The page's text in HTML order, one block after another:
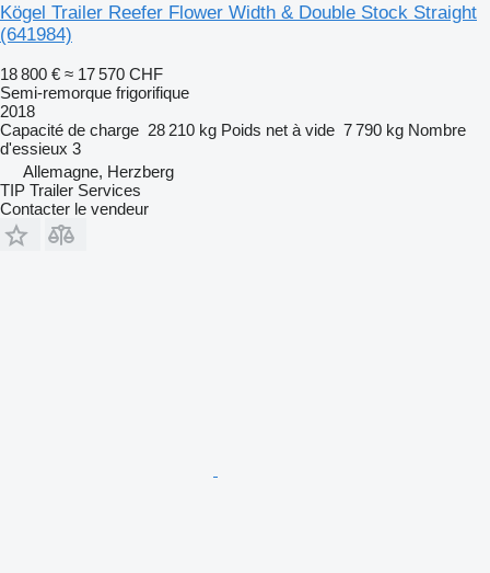
Kögel Trailer Reefer Flower Width & Double Stock Straight
(641984)
18 800 € ≈ 17 570 CHF
Semi-remorque frigorifique
2018
Capacité de charge 28 210 kg Poids net à vide 7 790 kg Nombre
d'essieux 3
Allemagne, Herzberg
TIP Trailer Services
Contacter le vendeur